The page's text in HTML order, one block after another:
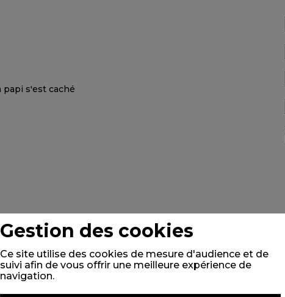
Gestion des cookies
Ce site utilise des cookies de mesure d'audience et de
suivi afin de vous offrir une meilleure expérience de
navigation.